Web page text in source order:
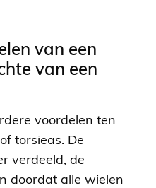
van een
van een
voordelen ten
torsieas. De
verdeeld, de
doordat alle wielen